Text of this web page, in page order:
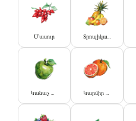
Մասուր Տրոպիկական
Կանաչ Խնձոր Կարմիր Նարինջ